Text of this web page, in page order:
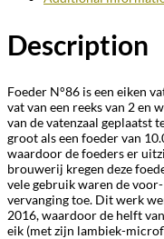
Description
Foeder N°86 is een eiken
vat van een reeks van 2 en
van de vatenzaal geplaatst
groot als een foeder van
waardoor de foeders er
brouwerij kregen deze
vele gebruik waren de
vervanging toe. Dit werk
2016, waardoor de helft
eik (met zijn lambiek-